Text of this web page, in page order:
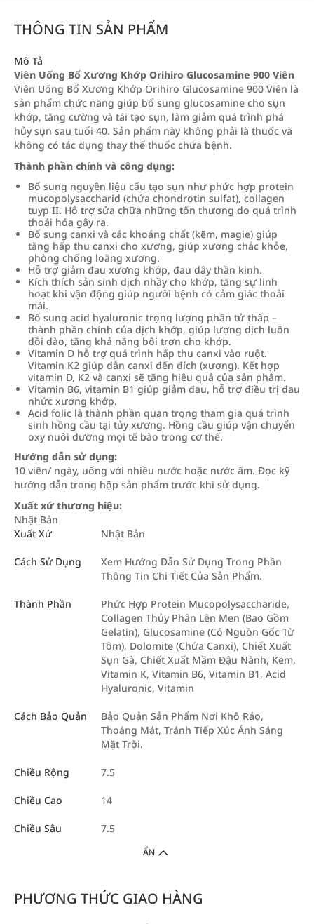
THÔNG TIN SẢN PHẨM
Mô Tả
Viên Uống Bổ Xương Khớp Orihiro Glucosamine 900 Viên
Viên Uống Bổ Xương Khớp Orihiro Glucosamine 900 Viên là
sản phẩm chức năng giúp bổ sung glucosamine cho sụn
khớp, tăng cường và tái tạo sụn, làm giảm quá trình phá
hủy sụn sau tuổi 40. Sản phẩm này không phải là thuốc và
không có tác dụng thay thế thuốc chữa bệnh.
Thành phần chính và công dụng:
Bổ sung nguyên liệu cấu tạo sụn như phức hợp protein
mucopolysaccharid (chứa chondrotin sulfat), collagen
tuyp II. Hỗ trợ sửa chữa những tổn thương do quá trình
thoái hóa gây ra.
Bổ sung canxi và các khoáng chất (kẽm, magie) giúp
tăng hấp thu canxi cho xương, giúp xương chắc khỏe,
phòng chống loãng xương.
Hỗ trợ giảm đau xương khớp, đau dây thần kinh.
Kích thích sản sinh dịch nhầy cho khớp, tăng sự linh
hoạt khi vận động giúp người bệnh có cảm giác thoải
mái.
Bổ sung acid hyaluronic trọng lượng phân tử thấp –
thành phần chính của dịch khớp, giúp lượng dịch luôn
dồi dào, tăng khả năng bôi trơn cho khớp.
Vitamin D hỗ trợ quá trình hấp thu canxi vào ruột.
Vitamin K2 giúp dẫn canxi đến đích (xương). Kết hợp
vitamin D, K2 và canxi sẽ tăng hiệu quả của sản phẩm.
Vitamin B6, vitamin B1 giúp giảm đau, hỗ trợ điều trị đau
nhức xương khớp.
Acid folic là thành phần quan trọng tham gia quá trình
sinh hồng cầu tại tủy xương. Hồng cầu giúp vận chuyển
oxy nuôi dưỡng mọi tế bào trong cơ thế.
Hướng dẫn sử dụng:
10 viên/ ngày, uống với nhiều nước hoặc nước ấm. Đọc kỹ
hướng dẫn trong hộp sản phẩm trước khi sử dụng.
Xuất xứ thương hiệu:
Nhật Bản
Xuất Xứ
Nhật Bản
Cách Sử Dụng
Xem Hướng Dẫn Sử Dụng Trong Phần
Thông Tin Chi Tiết Của Sản Phẩm.
Thành Phần
Phức Hợp Protein Mucopolysaccharide,
Collagen Thủy Phân Lên Men (Bao Gồm
Gelatin), Glucosamine (Có Nguồn Gốc Từ
Tôm), Dolomite (Chứa Canxi), Chiết Xuất
Sụn Gà, Chiết Xuất Mầm Đậu Nành, Kẽm,
Vitamin K, Vitamin B6, Vitamin B1, Acid
Hyaluronic, Vitamin
Cách Bảo Quản
Bảo Quản Sản Phẩm Nơi Khô Ráo,
Thoáng Mát, Tránh Tiếp Xúc Ánh Sáng
Mặt Trời.
Chiều Rộng 7.5
Chiều Cao 14
Chiều Sâu 7.5
ẨN
PHƯƠNG THỨC GIAO HÀNG